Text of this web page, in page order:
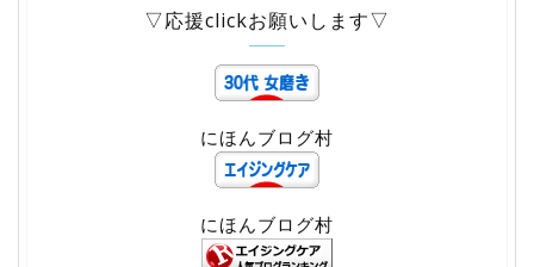
▽応援clickお願いします▽
にほんブログ村
にほんブログ村